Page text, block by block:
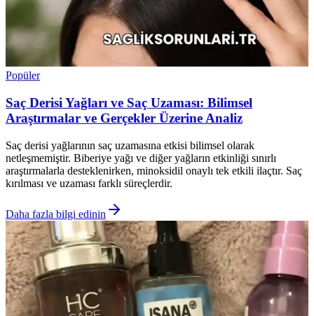
Popüler
Saç Derisi Yağları ve Saç Uzaması: Bilimsel
Araştırmalar ve Gerçekler Üzerine Analiz
Saç derisi yağlarının saç uzamasına etkisi bilimsel olarak
netleşmemiştir. Biberiye yağı ve diğer yağların etkinliği sınırlı
araştırmalarla desteklenirken, minoksidil onaylı tek etkili ilaçtır. Saç
kırılması ve uzaması farklı süreçlerdir.
Daha fazla bilgi edinin